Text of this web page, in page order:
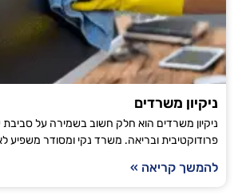
ניקיון משרדים
ניקיון משרדים הוא חלק חשוב בשמירה על סביבת
פרודוקטיבית ובריאה. משרד נקי ומסודר משפיע
להמשך קריאה »